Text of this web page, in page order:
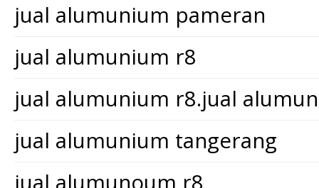
jual alumunium pameran
jual alumunium r8
jual alumunium r8.jual
jual alumunium tangerang